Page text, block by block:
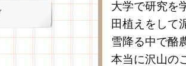
大学で研究を
田植えをして
雪降る中で酪
本当に沢山の